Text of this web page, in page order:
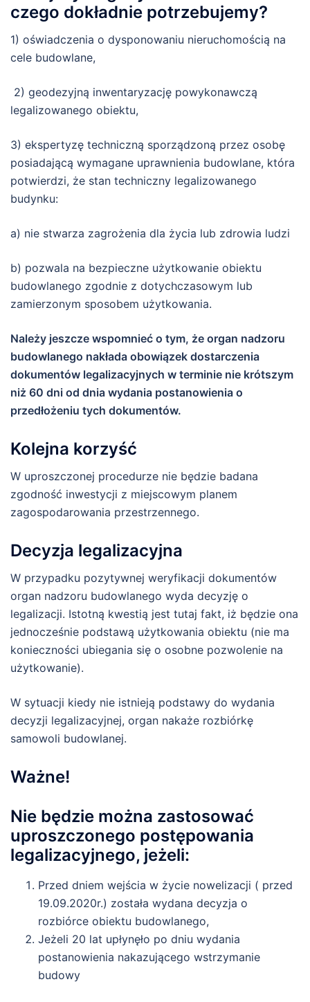
czego dokładnie potrzebujemy?
1) oświadczenia o dysponowaniu nieruchomością na
cele budowlane,
2) geodezyjną inwentaryzację powykonawczą
legalizowanego obiektu,
3) ekspertyzę techniczną sporządzoną przez osobę
posiadającą wymagane uprawnienia budowlane, która
potwierdzi, że stan techniczny legalizowanego
budynku:
a) nie stwarza zagrożenia dla życia lub zdrowia ludzi
b) pozwala na bezpieczne użytkowanie obiektu
budowlanego zgodnie z dotychczasowym lub
zamierzonym sposobem użytkowania.
Należy jeszcze wspomnieć o tym, że organ nadzoru
budowlanego nakłada obowiązek dostarczenia
dokumentów legalizacyjnych w terminie nie krótszym
niż 60 dni od dnia wydania postanowienia o
przedłożeniu tych dokumentów.
Kolejna korzyść
W uproszczonej procedurze nie będzie badana
zgodność inwestycji z miejscowym planem
zagospodarowania przestrzennego.
Decyzja legalizacyjna
W przypadku pozytywnej weryfikacji dokumentów
organ nadzoru budowlanego wyda decyzję o
legalizacji. Istotną kwestią jest tutaj fakt, iż będzie ona
jednocześnie podstawą użytkowania obiektu (nie ma
konieczności ubiegania się o osobne pozwolenie na
użytkowanie).
W sytuacji kiedy nie istnieją podstawy do wydania
decyzji legalizacyjnej, organ nakaże rozbiórkę
samowoli budowlanej.
Ważne!
Nie będzie można zastosować
uproszczonego postępowania
legalizacyjnego, jeżeli:
Przed dniem wejścia w życie nowelizacji ( przed
19.09.2020r.) została wydana decyzja o
rozbiórce obiektu budowlanego,
Jeżeli 20 lat upłynęło po dniu wydania
postanowienia nakazującego wstrzymanie
budowy